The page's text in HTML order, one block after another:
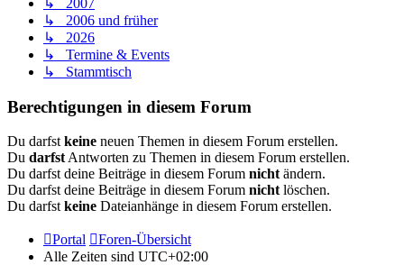
↳ 2007
↳ 2006 und früher
↳ 2026
↳ Termine & Events
↳ Stammtisch
Berechtigungen in diesem Forum
Du darfstkeine neuen Themen in diesem Forum erstellen.
Du darfstAntworten zu Themen in diesem Forum erstellen.
Du darfst deine Beiträge in diesem Forum nichtändern.
Du darfst deine Beiträge in diesem Forum nichtlöschen.
Du darfstkeine Dateianhänge in diesem Forum erstellen.
Portal
Foren-Übersicht
Alle Zeiten sind UTC+02:00